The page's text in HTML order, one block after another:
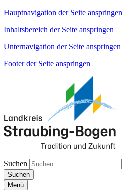
Hauptnavigation der Seite anspringen
Inhaltsbereich der Seite anspringen
Unternavigation der Seite anspringen
Footer der Seite anspringen
Suchen
Suchen
Menü